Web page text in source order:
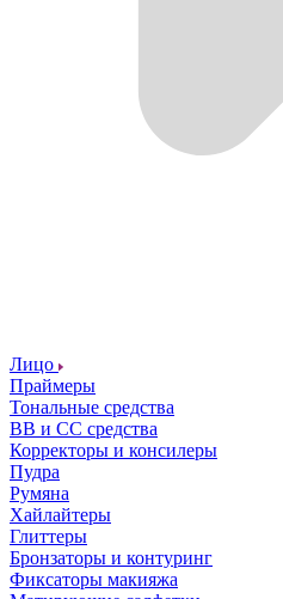
Лицо
Праймеры
Тональные средства
ВВ и СС средства
Корректоры и консилеры
Пудра
Румяна
Хайлайтеры
Глиттеры
Бронзаторы и контуринг
Фиксаторы макияжа